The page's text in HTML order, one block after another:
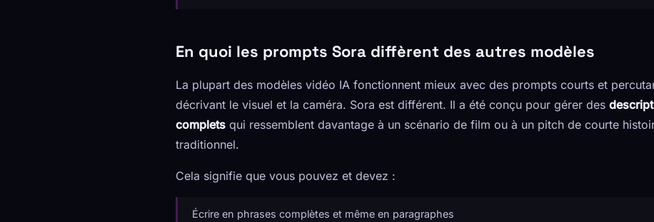
En quoi les prompts Sora diffèrent des autres modèles
La plupart des modèles vidéo IA fonctionnent mieux avec des prompts courts et
décrivant le visuel et la caméra. Sora est différent. Il a été conçu pour gérer des
complets qui ressemblent davantage à un scénario de film ou à un pitch de courte
traditionnel.
Cela signifie que vous pouvez et devez :
Écrire en phrases complètes et même en paragraphes